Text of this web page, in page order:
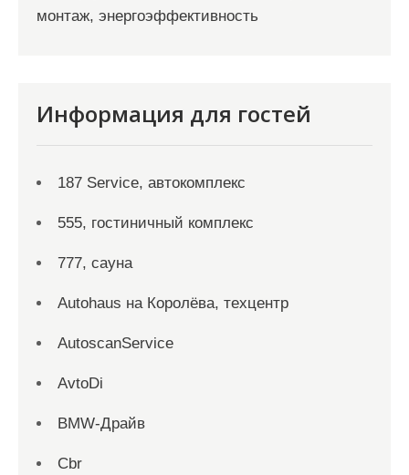
монтаж, энергоэффективность
Информация для гостей
187 Service, автокомплекс
555, гостиничный комплекс
777, сауна
Autohaus на Королёва, техцентр
AutoscanService
AvtoDi
BMW-Драйв
Cbr